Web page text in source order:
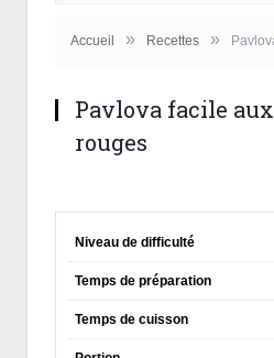
Accueil » Recettes »
Pavlova facile
rouges
Niveau de difficulté
Temps de préparation
Temps de cuisson